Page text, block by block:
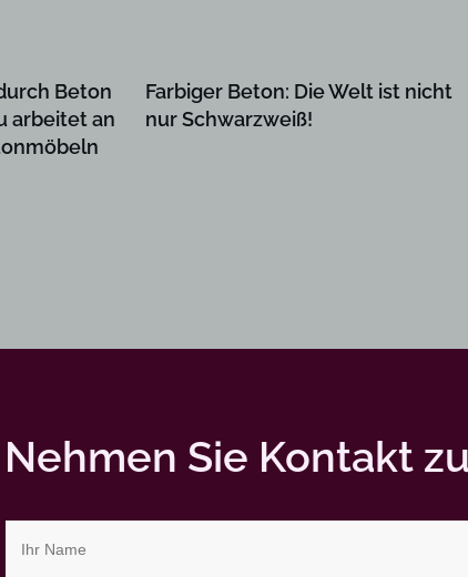
Beton
arbeitet an
Farbiger Beton: Die Welt ist nicht
nur Schwarzweiß!
Nehmen Sie Kontakt